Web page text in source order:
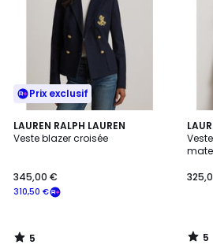
Prix exclusif
LAUREN RALPH LAUREN
Veste blazer croisée
€
souscrivez
notre
programme
310,50 €
345,00 €
5
/
5
/
5
/
5
2
5
/